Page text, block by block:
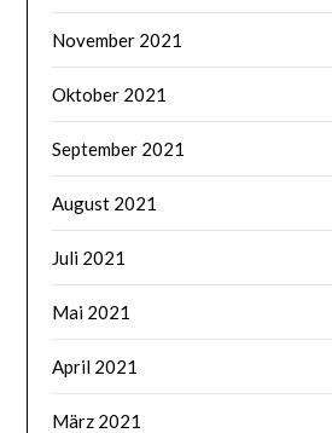
November 2021
Oktober 2021
September 2021
August 2021
Juli 2021
Mai 2021
April 2021
März 2021